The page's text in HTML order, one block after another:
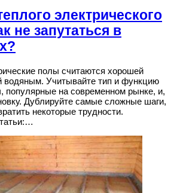
электрического
не запутаться в
полы считаются хорошей
водяным. Учитывайте тип и функцию
популярные на современном рынке, и,
Дублируйте самые сложные шаги,
некоторые трудности.